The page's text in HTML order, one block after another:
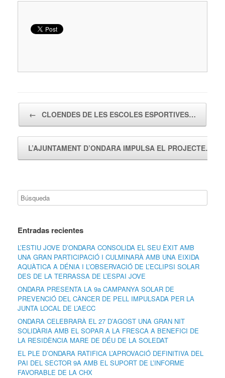
← CLOENDES DE LES ESCOLES ESPORTIVES…
L’AJUNTAMENT D’ONDARA IMPULSA EL PROJECTE…
Entradas recientes
L’ESTIU JOVE D’ONDARA CONSOLIDA EL SEU ÈXIT AMB
UNA GRAN PARTICIPACIÓ I CULMINARÀ AMB UNA EIXIDA
AQUÀTICA A DÉNIA I L’OBSERVACIÓ DE L’ECLIPSI SOLAR
DES DE LA TERRASSA DE L’ESPAI JOVE
ONDARA PRESENTA LA 9a CAMPANYA SOLAR DE
PREVENCIÓ DEL CÀNCER DE PELL IMPULSADA PER LA
JUNTA LOCAL DE L’AECC
ONDARA CELEBRARÀ EL 27 D’AGOST UNA GRAN NIT
SOLIDÀRIA AMB EL SOPAR A LA FRESCA A BENEFICI DE
LA RESIDÈNCIA MARE DE DÉU DE LA SOLEDAT
EL PLE D’ONDARA RATIFICA L’APROVACIÓ DEFINITIVA DEL
PAI DEL SECTOR 9A AMB EL SUPORT DE L’INFORME
FAVORABLE DE LA CHX